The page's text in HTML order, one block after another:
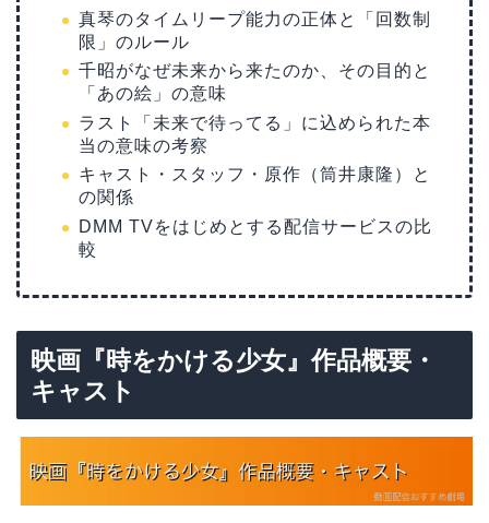
真琴のタイムリープ能力の正体と「回数制
限」のルール
千昭がなぜ未来から来たのか、その目的と
「あの絵」の意味
ラスト「未来で待ってる」に込められた本
当の意味の考察
キャスト・スタッフ・原作（筒井康隆）と
の関係
DMM TVをはじめとする配信サービスの比
較
映画『時をかける少女』作品概要・
キャスト